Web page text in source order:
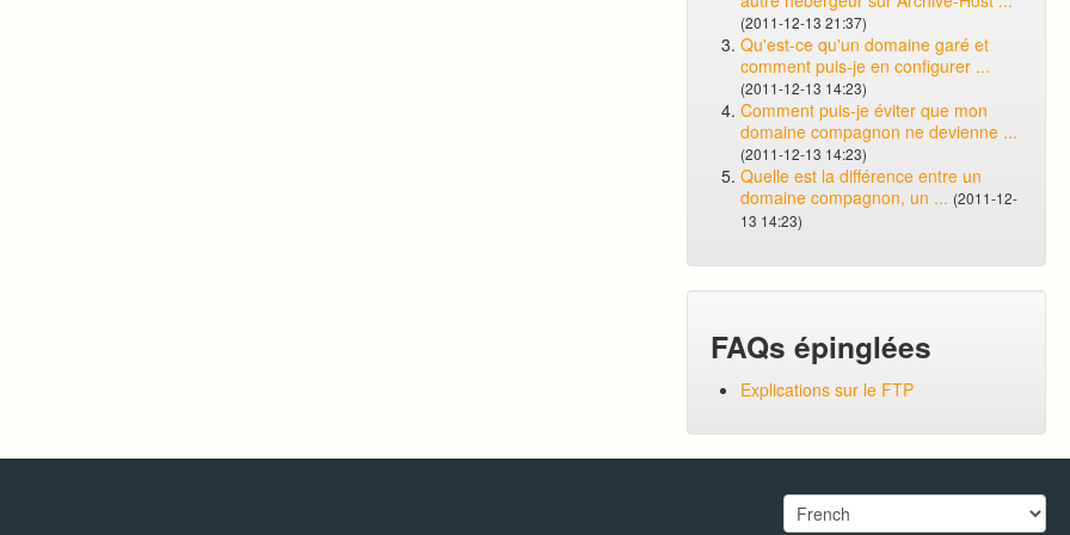
(2011-12-13 21:37)
Qu'est-ce qu'un domaine garé et
comment puis-je en configurer ...
(2011-12-13 14:23)
Comment puis-je éviter que mon
domaine compagnon ne devienne ...
(2011-12-13 14:23)
Quelle est la différence entre un
domaine compagnon, un ... (2011-12-
13 14:23)
FAQs épinglées
Explications sur le FTP